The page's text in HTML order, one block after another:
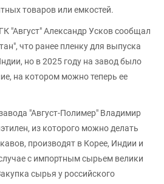
товаров или емкостей.
"Август" Александр Усков сообщал
что ранее пленку для выпуска
но в 2025 году на завод было
на котором можно теперь ее
"Август-Полимер" Владимир
из которого можно делать
производят в Корее, Индии и
с импортным сырьем велики
сырья у российского